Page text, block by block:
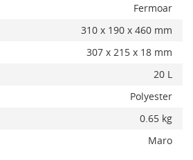
Fermoar
310 x 190 x 460 mm
307 x 215 x 18 mm
20 L
Polyester
0.65 kg
Maro